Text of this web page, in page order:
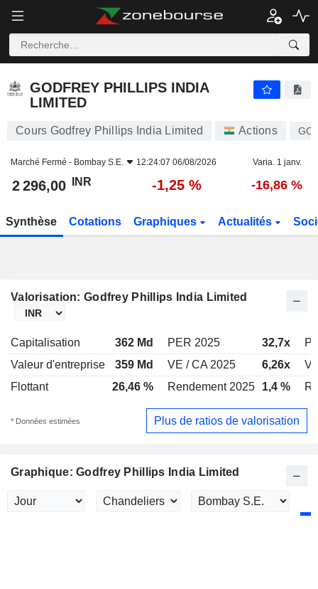
GODFREY PHILLIPS INDIA
LIMITED
Cours Godfrey Phillips India Limited Actions
Marché Fermé - Bombay S.E. 12:24:07 06/08/2026 Varia. 1 janv.
2 296,00 INR -1,25 % -16,86 %
Synthèse Cotations Graphiques Actualités
Valorisation: Godfrey Phillips India Limited
Capitalisation 362 Md PER 2025 32,7x
Valeur d'entreprise
359 Md VE / CA 2025 6,26x
Flottant
26,46 % Rendement 2025 1,4 %
* Données estimées Plus de ratios de valorisation
Graphique: Godfrey Phillips India Limited